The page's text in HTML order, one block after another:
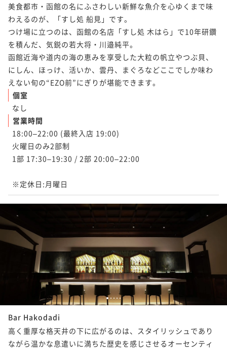
美食都市・函館の名にふさわしい新鮮な魚介を心ゆくまで味
わえるのが、「すし処 船見」です。
つけ場に立つのは、函館の名店「すし処 木はら」で10年研鑽
を積んだ、気鋭の若大将・川邉純平。
函館近海や道内の海の恵みを享受した大粒の帆立やつぶ貝、
にしん、ほっけ、活いか、雲丹、まぐろなどここでしか味わ
えない旬の“EZO前”にぎりが堪能できます。
個室
なし
営業時間
18:00–22:00 (最終入店 19:00)
火曜日のみ2部制
1部 17:30–19:30 / 2部 20:00–22:00
※定休日:月曜日
12345
Bar Hakodadi
高く重厚な格天井の下に広がるのは、スタイリッシュであり
ながら温かな息遣いに満ちた歴史を感じさせるオーセンティ